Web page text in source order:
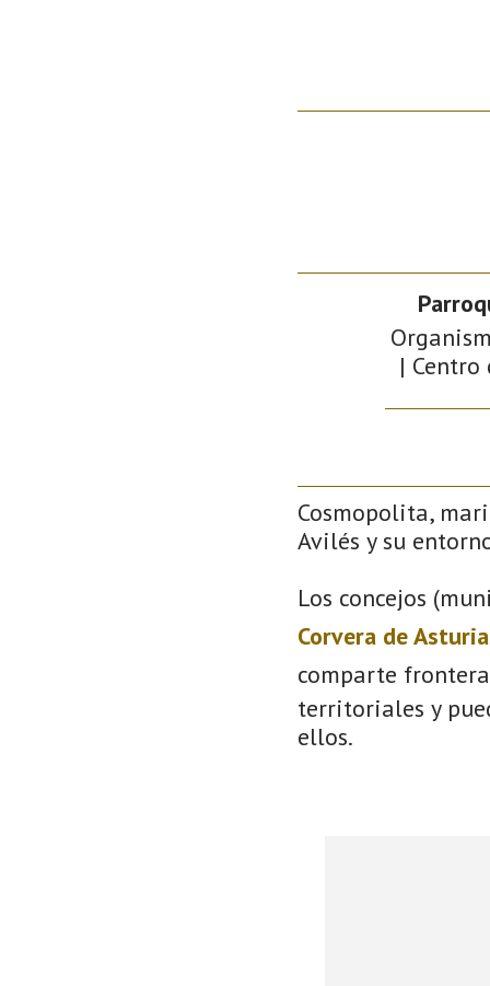
|
Cosmopolita,
Avilés y su
Los concejos
Corvera de
comparte
territoriales y
ellos.